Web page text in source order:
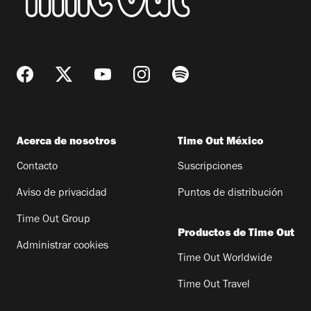
Acerca de nosotros
Contacto
Aviso de privacidad
Time Out Group
Administrar cookies
Time Out México
Suscripciones
Puntos de distribución
Productos de Time Out
Time Out Worldwide
Time Out Travel